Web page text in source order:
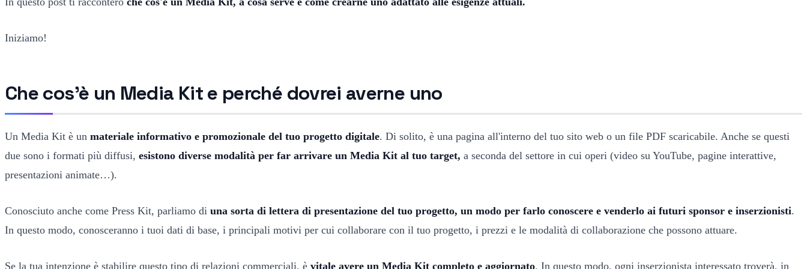
Iniziamo!
Che cos'è un Media Kit e perché dovrei averne uno
Un Media Kit è un materiale informativo e promozionale del tuo progetto digitale. Di solito, è una pagina all'interno del tuo sito web o un file PDF scaricabile. Anche se questi
due sono i formati più diffusi, esistono diverse modalità per far arrivare un Media Kit al tuo target, a seconda del settore in cui operi (video su YouTube, pagine interattive,
presentazioni animate…).
Conosciuto anche come Press Kit, parliamo di una sorta di lettera di presentazione del tuo progetto, un modo per farlo conoscere e venderlo ai futuri sponsor e inserzionisti.
In questo modo, conosceranno i tuoi dati di base, i principali motivi per cui collaborare con il tuo progetto, i prezzi e le modalità di collaborazione che possono attuare.
Se la tua intenzione è stabilire questo tipo di relazioni commerciali, è vitale avere un Media Kit completo e aggiornato. In questo modo, ogni inserzionista interessato troverà, in